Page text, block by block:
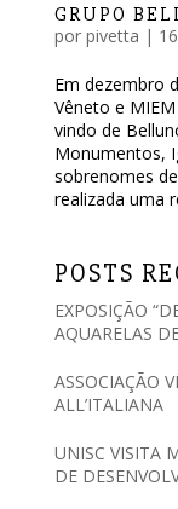
GRUPO
por pivetta |
Em dezembro
Vêneto e
vindo de
Monumentos,
sobrenomes
realizada uma
POSTS
EXPOSIÇÃO
AQUARELAS
ASSOCIAÇÃO
ALL’ITALIANA
UNISC VISITA
DE